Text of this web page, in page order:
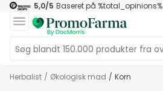
5,0/5 Baseret på %total_opinions%
herbalist / Økologisk mad / korn